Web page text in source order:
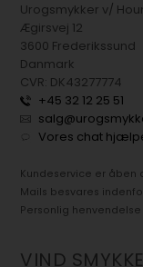
Urogsmykker v/
Ægirsvej 12
3600 Frederikssund
Danmark
CVR: DK43277774
+45 32 12 25 51
Vores chat
Kundeservice er åben
Mails besvares
Personlig
VIND